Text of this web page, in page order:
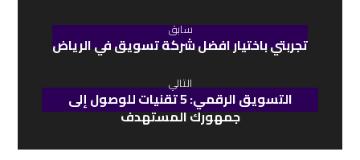
الفرق بين وكالة التسويق ومستشار
التسويق: أيهما يناسب عملك؟